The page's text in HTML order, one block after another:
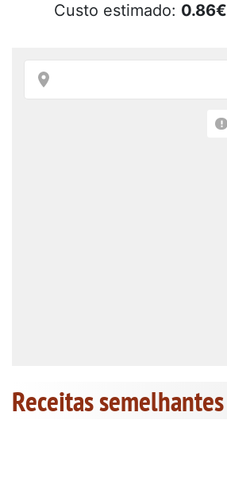
Custo estimado: 0.86€
Receitas semelhantes